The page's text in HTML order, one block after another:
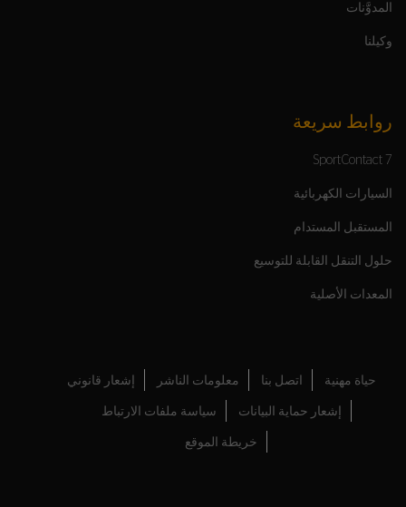
المدوَّنات
وكيلنا
روابط سريعة
SportContact 7
السيارات الكهربائية
المستقبل المستدام
حلول التنقل القابلة للتوسيع
المعدات الأصلية
حياة مهنية اتصل بنا معلومات الناشر إشعار قانوني
إشعار حماية البيانات سياسة ملفات الارتباط
خريطة الموقع